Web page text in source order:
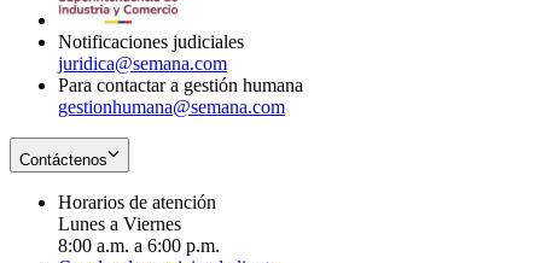
Notificaciones judiciales
juridica@semana.com
Para contactar a gestión humana
gestionhumana@semana.com
Contáctenos
Horarios de atención
Lunes a Viernes
8:00 a.m. a 6:00 p.m.